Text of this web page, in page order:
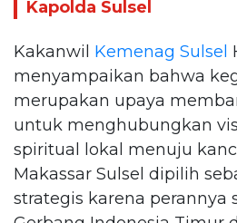
Kapolda Sulsel
Kakanwil Kemenag Sulsel
menyampaikan bahwa
merupakan upaya
untuk menghubungkan
spiritual lokal menuju
Makassar Sulsel dipilih
strategis karena perannya